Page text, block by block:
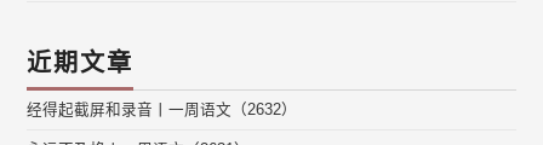
近期文章
经得起截屏和录音丨一周语文（2632）